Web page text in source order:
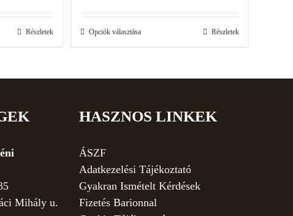
Részletek Opciók választása Részletek
Mihály u.
HASZNOS LINKEK
ÁSZF
Adatkezelési Tájékoztató
Gyakran Ismételt Kérdések
Fizetés Barionnal